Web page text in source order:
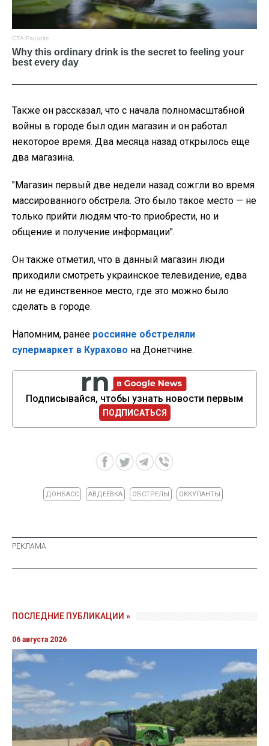
Также он рассказал, что с начала полномасштабной
войны в городе был один магазин и он работал
некоторое время. Два месяца назад открылось еще
два магазина.
"Магазин первый две недели назад сожгли во время
массированного обстрела. Это было такое место — не
только прийти людям что-то приобрести, но и
общение и получение информации".
Он также отметил, что в данный магазин люди
приходили смотреть украинское телевидение, едва
ли не единственное место, где это можно было
сделать в городе.
Напомним, ранее россияне обстреляли
супермаркет в Курахово на Донетчине.
Подписывайся, чтобы узнать новости первым
ПОДПИСАТЬСЯ
ДОНБАСС АВДЕЕВКА ОБСТРЕЛЫ ОККУПАНТЫ
ПОСЛЕДНИЕ ПУБЛИКАЦИИ »
06 августа 2026